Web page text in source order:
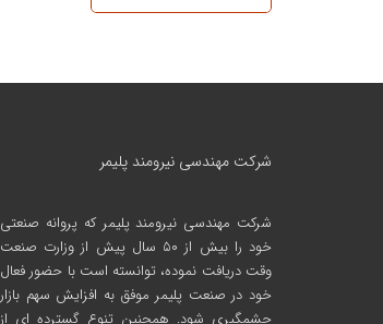
شرکت مهندسی نیرومند پلیمر
شرکت مهندسی نیرومند پلیمرکه پروانه صنعتی
خود را بیش از ۵۰ سال پیش از وزارت صنعت
وقت دریافت نموده، توانسته است با حضور فعال
خود در صنعت پلیمر موفق به افزایش سهم بازار
چشمگیری شود. همچنین تنوع گسترده ای از